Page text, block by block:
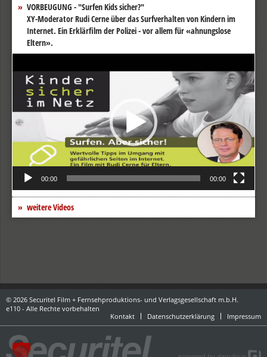
VORBEUGUNG - "Surfen Kids sicher?"
XY-Moderator Rudi Cerne über das Surfverhalten von Kindern im
Internet. Ein Erklärfilm der Polizei - vor allem für «ahnungslose
Eltern».
Video-
00:00 00:00
weitere Videos
© 2026 Securitel Film + Fernsehproduktions- und Verlagsgesellschaft m.b.H.
e110 - Alle Rechte vorbehalten
Kontakt
Datenschutzerklärung Impressum